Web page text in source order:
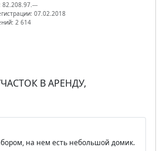
82.208.97.---
07.02.2018
2 614
В АРЕНДУ,
на нем есть небольшой домик.